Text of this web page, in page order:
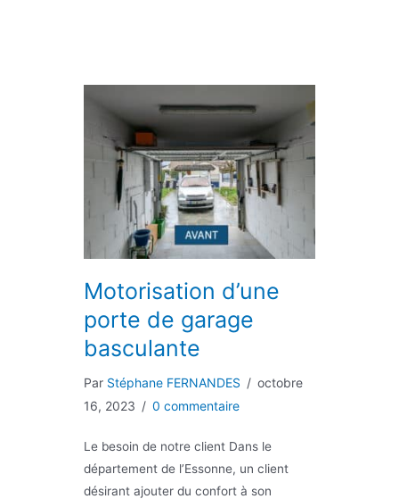
Motorisation d’une
porte de garage
basculante
Par Stéphane FERNANDES / octobre
16, 2023 / 0 commentaire
Le besoin de notre client Dans le
département de l’Essonne, un client
désirant ajouter du confort à son